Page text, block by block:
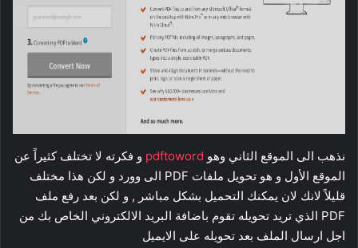
نذهب الى الموقع الثاني وهو pdftoword و فكرته لا تختلف كثيراً عن
الموقع الأول و هو تحويل ملفات PDF الى وورد و لكن هذا مختلف
قليلاً لانك لان يمكنك التحميل بشكل مباشر , و لكن بعد رفع ملف
PDF الذي تريد تحويله تقوم باضافة البريد الالكتروني الخاص بك من
اجل ارسال الملف بعد تحويله على الايميل